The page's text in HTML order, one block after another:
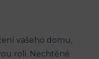
vašeho domu,
roli. Nechtěné